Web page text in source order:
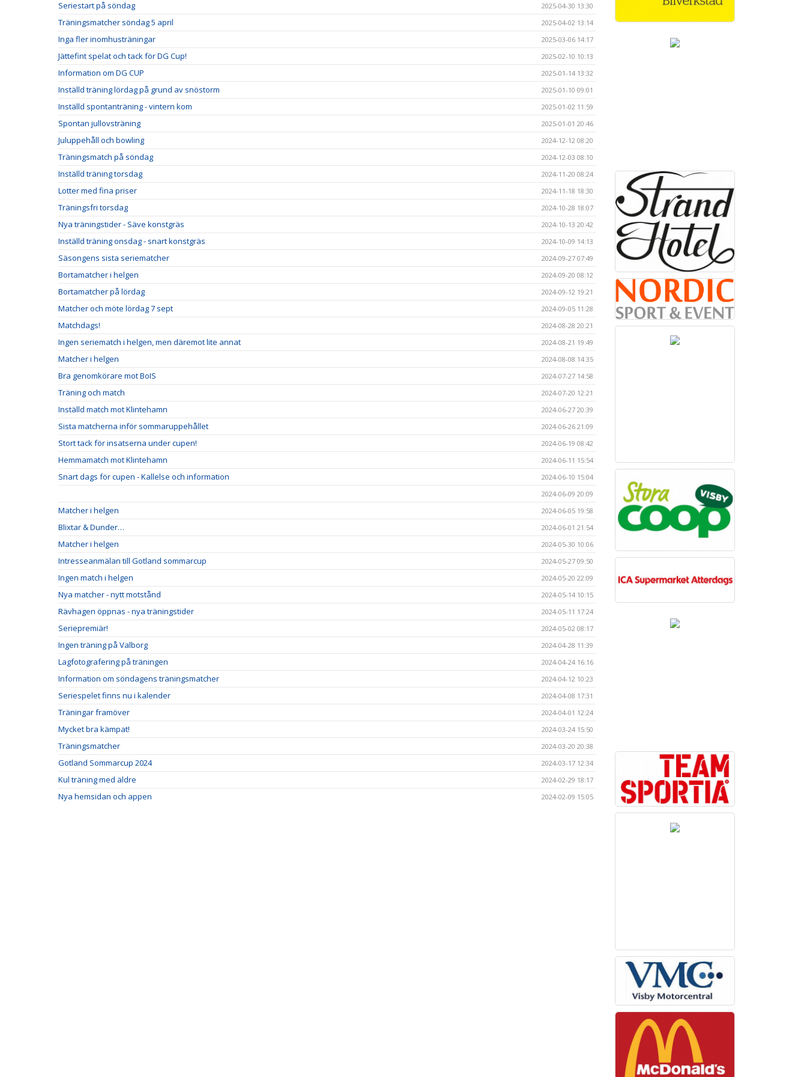
Seriestart på söndag 2025-04-30 13:30
Träningsmatcher söndag 5 april 2025-04-02 13:14
Inga fler inomhusträningar 2025-03-06 14:17
Jättefint spelat och tack för DG Cup! 2025-02-10 10:13
Information om DG CUP 2025-01-14 13:32
Inställd träning lördag på grund av snöstorm 2025-01-10 09:01
Inställd spontanträning - vintern kom 2025-01-02 11:59
Spontan jullovsträning 2025-01-01 20:46
Juluppehåll och bowling 2024-12-12 08:20
Träningsmatch på söndag 2024-12-03 08:10
Inställd träning torsdag 2024-11-20 08:24
Lotter med fina priser 2024-11-18 18:30
Träningsfri torsdag 2024-10-28 18:07
Nya träningstider - Säve konstgräs 2024-10-13 20:42
Inställd träning onsdag - snart konstgräs 2024-10-09 14:13
Säsongens sista seriematcher 2024-09-27 07:49
Bortamatcher i helgen 2024-09-20 08:12
Bortamatcher på lördag 2024-09-12 19:21
Matcher och möte lördag 7 sept 2024-09-05 11:28
Matchdags! 2024-08-28 20:21
Ingen seriematch i helgen, men däremot lite annat 2024-08-21 19:49
Matcher i helgen 2024-08-08 14:35
Bra genomkörare mot BoIS 2024-07-27 14:58
Träning och match 2024-07-20 12:21
Inställd match mot Klintehamn 2024-06-27 20:39
Sista matcherna inför sommaruppehållet 2024-06-26 21:09
Stort tack för insatserna under cupen! 2024-06-19 08:42
Hemmamatch mot Klintehamn 2024-06-11 15:54
Snart dags för cupen - Kallelse och information
2024-06-10 15:04
2024-06-09 20:09
Matcher i helgen 2024-06-05 19:58
Blixtar & Dunder… 2024-06-01 21:54
Matcher i helgen 2024-05-30 10:06
Intresseanmälan till Gotland sommarcup 2024-05-27 09:50
Ingen match i helgen 2024-05-20 22:09
Nya matcher - nytt motstånd 2024-05-14 10:15
Rävhagen öppnas - nya träningstider 2024-05-11 17:24
Seriepremiär! 2024-05-02 08:17
Ingen träning på Valborg 2024-04-28 11:39
Lagfotografering på träningen 2024-04-24 16:16
Information om söndagens träningsmatcher 2024-04-12 10:23
Seriespelet finns nu i kalender 2024-04-08 17:31
Träningar framöver 2024-04-01 12:24
Mycket bra kämpat! 2024-03-24 15:50
Träningsmatcher 2024-03-20 20:38
Gotland Sommarcup 2024 2024-03-17 12:34
Kul träning med äldre 2024-02-29 18:17
Nya hemsidan och appen 2024-02-09 15:05